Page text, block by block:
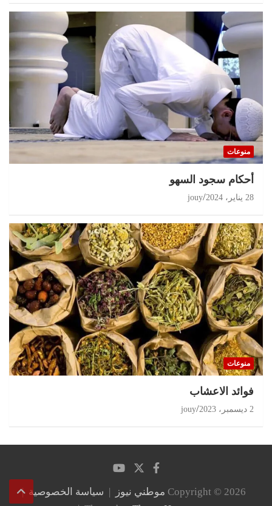
منوعات
أحكام سجود السهو
28 يناير، 2024 jouy
منوعات
‏فوائد الاعشاب
2 ديسمبر، 2023 jouy
Copyright © 2026 موطني نيوز
سياسة الخصوصية